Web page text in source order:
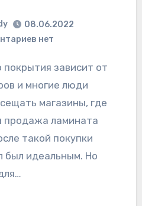
08.06.2022
нет
и многие люди
магазины, где
продажа ламината
такой покупки
был идеальным. Но